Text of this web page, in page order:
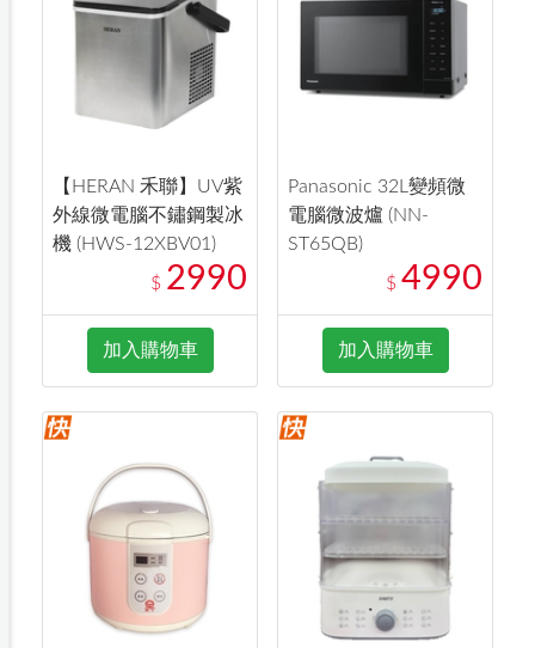
【HERAN 禾聯】UV紫
外線微電腦不鏽鋼製冰
機 (HWS-12XBV01)
$ 2990
加入購物車
Panasonic 32L變頻微
電腦微波爐 (NN-
ST65QB)
$ 4990
加入購物車